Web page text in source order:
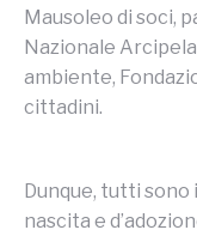
Mausoleo di soci,
Nazionale
ambiente,
cittadini.
Dunque, tutti
nascita e